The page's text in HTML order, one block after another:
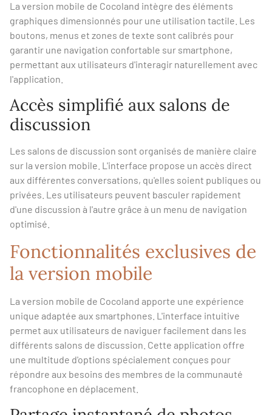
La version mobile de Cocoland intègre des éléments
graphiques dimensionnés pour une utilisation tactile. Les
boutons, menus et zones de texte sont calibrés pour
garantir une navigation confortable sur smartphone,
permettant aux utilisateurs d'interagir naturellement avec
l'application.
Accès simplifié aux salons de
discussion
Les salons de discussion sont organisés de manière claire
sur la version mobile. L'interface propose un accès direct
aux différentes conversations, qu'elles soient publiques ou
privées. Les utilisateurs peuvent basculer rapidement
d'une discussion à l'autre grâce à un menu de navigation
optimisé.
Fonctionnalités exclusives de
la version mobile
La version mobile de Cocoland apporte une expérience
unique adaptée aux smartphones. L'interface intuitive
permet aux utilisateurs de naviguer facilement dans les
différents salons de discussion. Cette application offre
une multitude d'options spécialement conçues pour
répondre aux besoins des membres de la communauté
francophone en déplacement.